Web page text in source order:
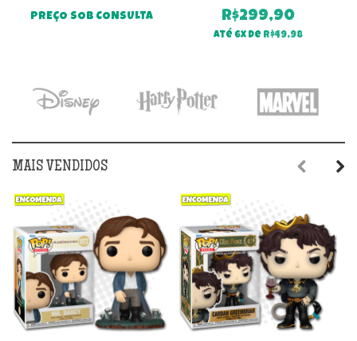
PREÇO SOB CONSULTA R$299,90
Até 6x de R$49,98
MAIS VENDIDOS